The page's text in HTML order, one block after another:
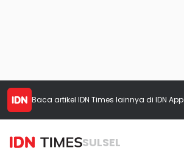
Baca artikel IDN Times lainnya di IDN App
SULSEL